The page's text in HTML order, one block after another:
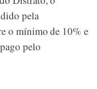
pela
o mínimo de 10% e
pelo